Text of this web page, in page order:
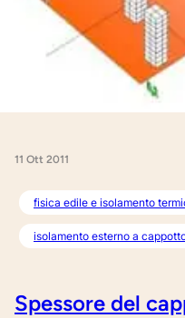
11 Ott 2011
fisica edile e isolamento
isolamento esterno a
Spessore del